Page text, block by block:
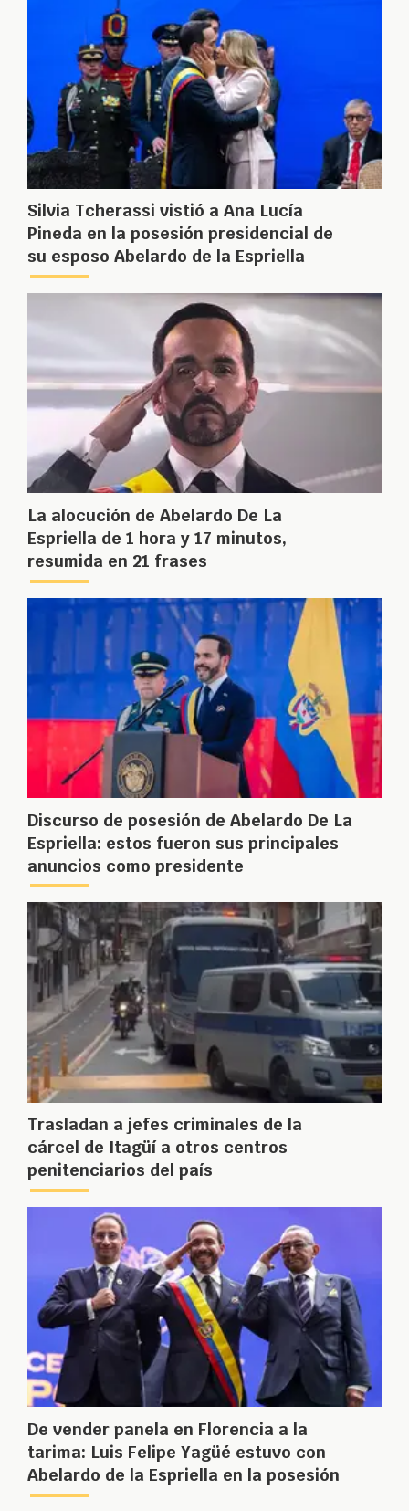
Silvia Tcherassi vistió a Ana Lucía
Pineda en la posesión presidencial de
su esposo Abelardo de la Espriella
La alocución de Abelardo De La
Espriella de 1 hora y 17 minutos,
resumida en 21 frases
Discurso de posesión de Abelardo De La
Espriella: estos fueron sus principales
anuncios como presidente
Trasladan a jefes criminales de la
cárcel de Itagüí a otros centros
penitenciarios del país
De vender panela en Florencia a la
tarima: Luis Felipe Yagüé estuvo con
Abelardo de la Espriella en la posesión